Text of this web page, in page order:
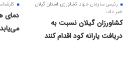
رئیس سازمان جهاد کشاورزی استان گیلان
خبر داد:
کشاورزان گیلان نسبت به
دریافت یارانه کود اقدام کنند
دمای
می‌یابد